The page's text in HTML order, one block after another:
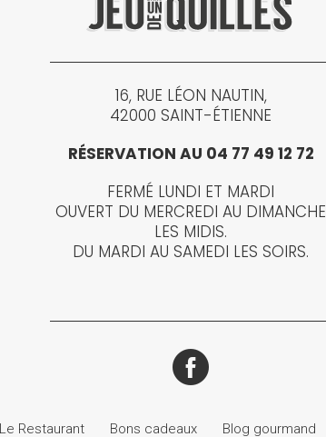
16, RUE LÉON NAUTIN,
42000 SAINT-ÉTIENNE
RÉSERVATION AU 04 77 49 12 72
FERMÉ LUNDI ET MARDI
OUVERT DU MERCREDI AU DIMANCHE
LES MIDIS.
DU MARDI AU SAMEDI LES SOIRS.
Le Restaurant Bons cadeaux Blog gourmand